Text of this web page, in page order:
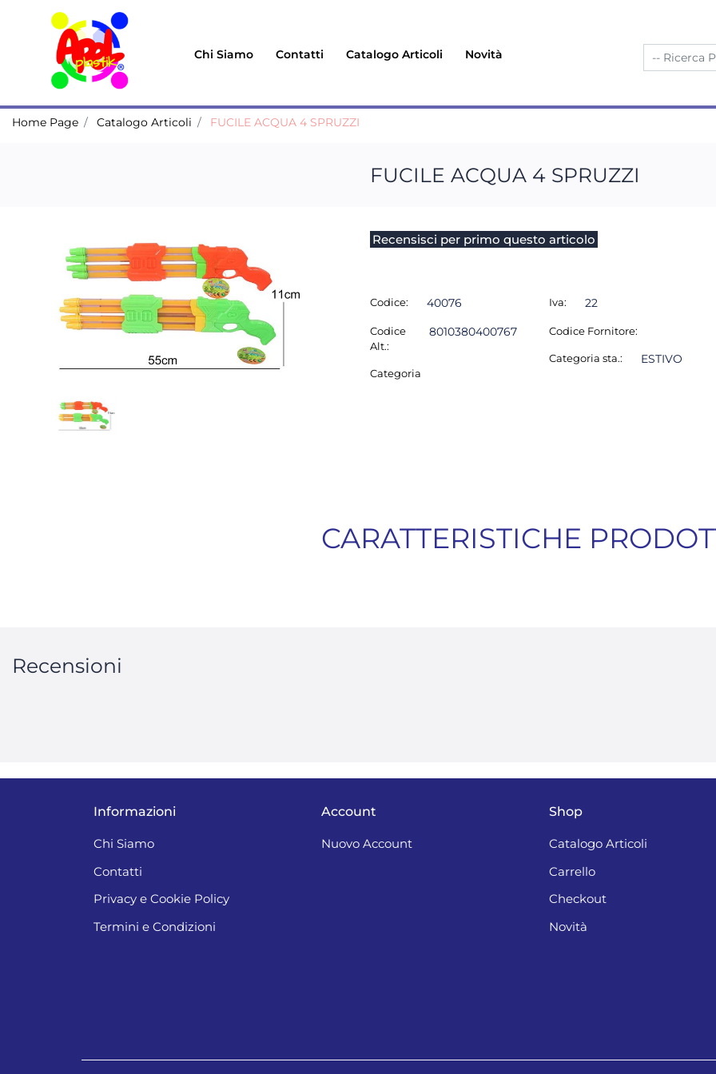
Chi Siamo Contatti Catalogo Articoli Novità
Home Page Catalogo Articoli FUCILE ACQUA 4 SPRUZZI
FUCILE ACQUA 4 SPRUZZI
Recensisci per primo questo articolo
Codice: 40076
Codice
Alt.:
8010380400767
Categoria
Iva: 22
Codice Fornitore:
Categoria sta.: ESTIVO
CARATTERISTICHE
Recensioni
Informazioni
Chi Siamo
Contatti
Privacy e Cookie Policy
Termini e Condizioni
Account
Nuovo Account
Shop
Catalogo Articoli
Carrello
Checkout
Novità